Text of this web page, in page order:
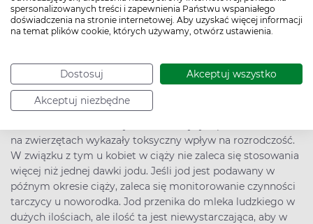
spersonalizowanych treści i zapewnienia Państwu wspaniałego
doświadczenia na stronie internetowej. Aby uzyskać więcej informacji
na temat plików cookie, których używamy, otwórz ustawienia.
Dostosuj Akceptuj wszystko
Akceptuj niezbędne
stosowania tych substancji.
>>Potas (K) – na czym polega badanie? Normy, wskazania,
Jodek potasu – stosowanie w ciąży i w okresie
karmienia piersią
Podawanie jodu powtarzająco podczas ciąży może
na zwierzętach wykazały toksyczny wpływ na rozrodczość.
W związku z tym u kobiet w ciąży nie zaleca się stosowania
więcej niż jednej dawki jodu. Jeśli jod jest podawany w
późnym okresie ciąży, zaleca się monitorowanie czynności
tarczycy u noworodka. Jod przenika do mleka ludzkiego w
dużych ilościach, ale ilość ta jest niewystarczająca, aby w